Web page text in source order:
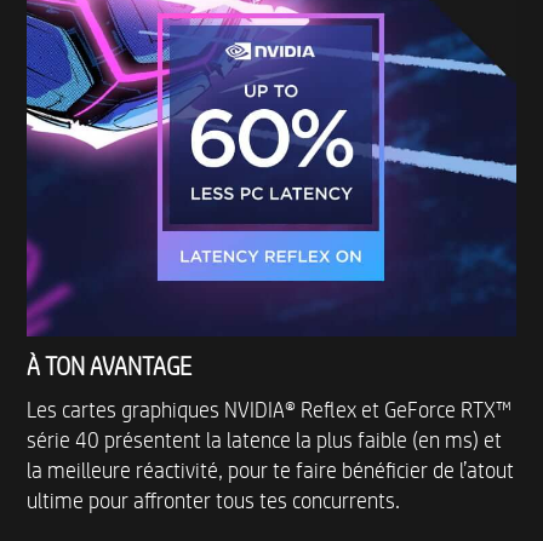
À TON AVANTAGE
Les cartes graphiques NVIDIA® Reflex et GeForce RTX™
série 40 présentent la latence la plus faible (en ms) et
la meilleure réactivité, pour te faire bénéficier de l’atout
ultime pour affronter tous tes concurrents.